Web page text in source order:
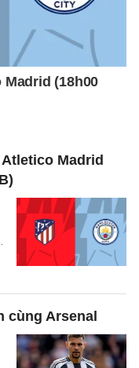
Madrid
cùng Arsenal